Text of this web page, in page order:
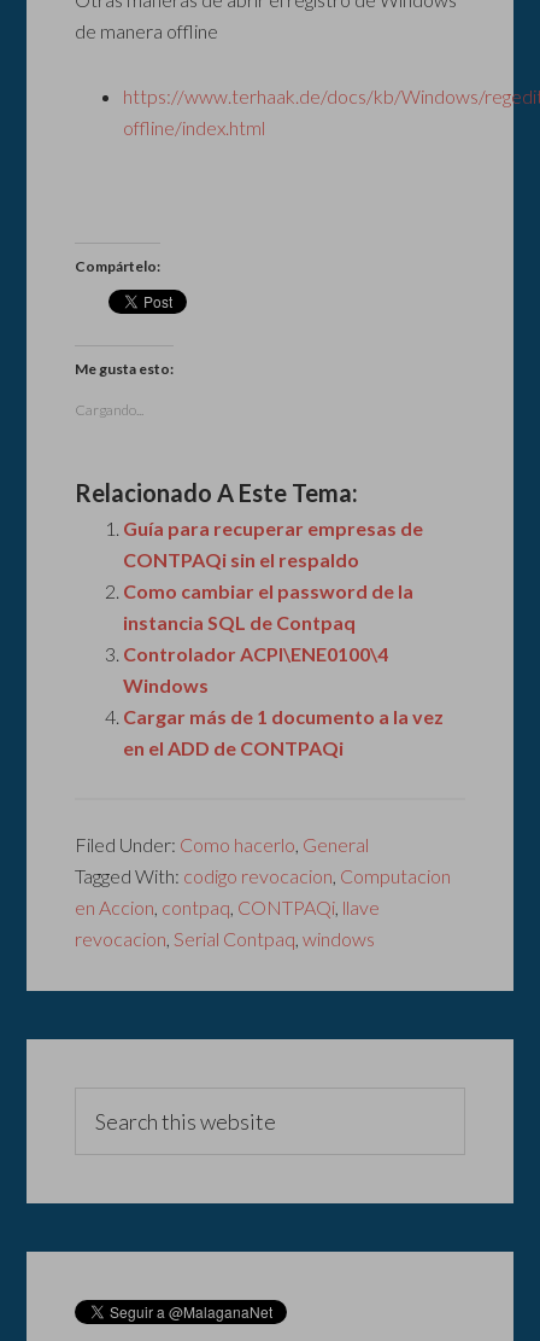
de manera offline
https://www.terhaak.de/docs/kb/Windows/
offline/index.html
Compártelo:
Me gusta esto:
Cargando...
Relacionado A Este Tema:
Guía para recuperar empresas de
CONTPAQi sin el respaldo
Como cambiar el password de la
instancia SQL de Contpaq
Controlador ACPI\ENE0100\4
Windows
Cargar más de 1 documento a la vez
en el ADD de CONTPAQi
Filed Under: Como hacerlo General
Tagged With: codigo revocacion Computacion
en Accion contpaq CONTPAQi llave
revocacion Serial Contpaq ,windows